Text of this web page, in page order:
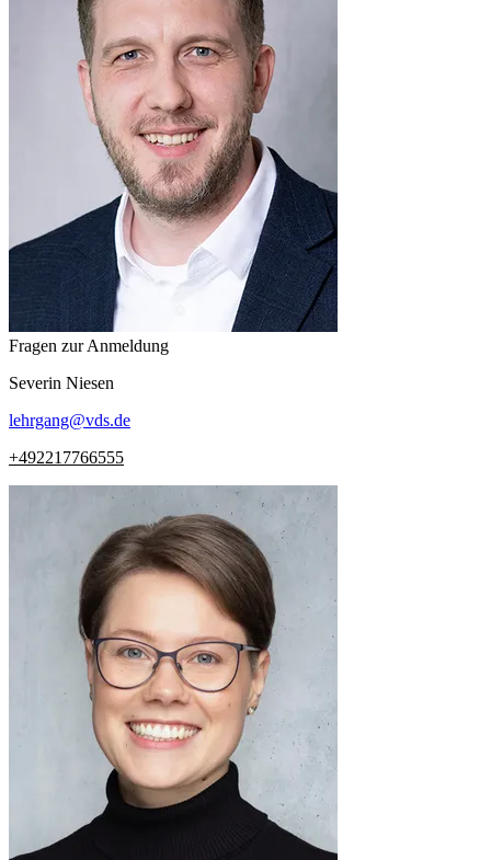
Fragen zur Anmeldung
Severin Niesen
lehrgang@vds.de
+492217766555